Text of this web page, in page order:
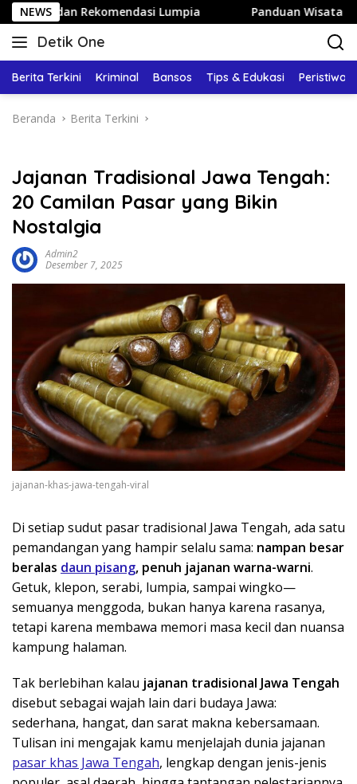
Langsung
ke
konten
NEWS Lumpia Panduan Wisata Keluarga ke
Detik One
Tajam
Fakta
Berita Terkini Kriminal Bansos Tips & Edukasi Peristiwa
Beranda Berita Terkini
Jajanan Tradisional Jawa Tengah:
20 Camilan Pasar yang Bikin
Nostalgia
Admin2
Desember 7, 2025
jajanan-khas-jawa-tengah-viral
Di setiap sudut pasar tradisional Jawa Tengah, ada satu
pemandangan yang hampir selalu sama: nampan besar
beralas daun pisang, penuh jajanan warna-warni.
Getuk, klepon, serabi, lumpia, sampai wingko—
semuanya menggoda, bukan hanya karena rasanya,
tetapi karena membawa memori masa kecil dan nuansa
kampung halaman.
Tak berlebihan kalau jajanan tradisional Jawa Tengah
disebut sebagai wajah lain dari budaya Jawa:
sederhana, hangat, dan sarat makna kebersamaan.
Tulisan ini mengajak kamu menjelajah dunia jajanan
pasar khas Jawa Tengah, lengkap dengan jenis-jenis